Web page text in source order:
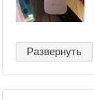
Развернуть